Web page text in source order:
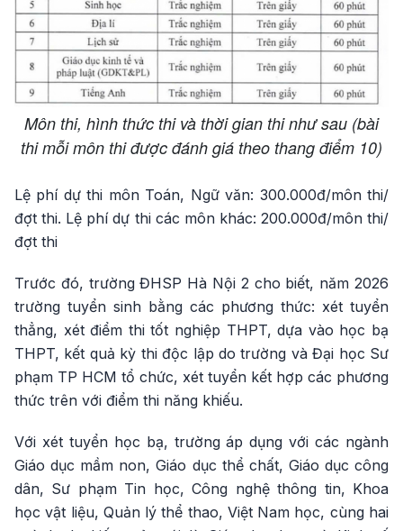
Môn thi, hình thức thi và thời gian thi như sau (bài
thi mỗi môn thi được đánh giá theo thang điểm 10)
Lệ phí dự thi môn Toán, Ngữ văn: 300.000đ/môn thi/
đợt thi. Lệ phí dự thi các môn khác: 200.000đ/môn thi/
đợt thi
Trước đó, trường ĐHSP Hà Nội 2 cho biết, năm 2026
trường tuyển sinh bằng các phương thức: xét tuyển
thẳng, xét điểm thi tốt nghiệp THPT, dựa vào học bạ
THPT, kết quả kỳ thi độc lập do trường và Đại học Sư
phạm TP HCM tổ chức, xét tuyển kết hợp các phương
thức trên với điểm thi năng khiếu.
Với xét tuyển học bạ, trường áp dụng với các ngành
Giáo dục mầm non, Giáo dục thể chất, Giáo dục công
dân, Sư phạm Tin học, Công nghệ thông tin, Khoa
học vật liệu, Quản lý thể thao, Việt Nam học, cùng hai